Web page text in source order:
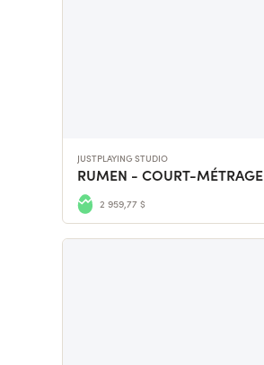
JUSTPLAYING STUDIO
RUMEN - COURT-MÉTRAGE
2 959,77 $